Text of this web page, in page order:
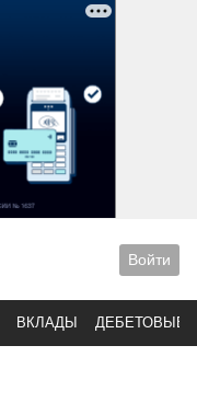
Войти
ВКЛАДЫ ДЕБЕТОВЫЕ